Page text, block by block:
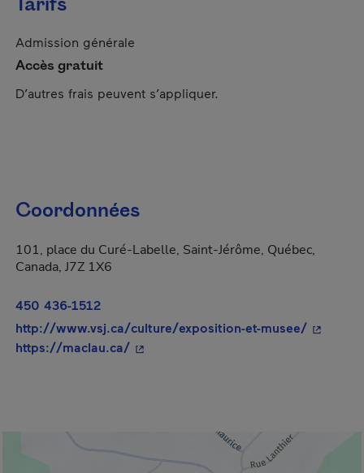
Admission générale
Accès gratuit
D’autres frais peuvent s’appliquer.
Coordonnées
101, place du Curé-Labelle, Saint-Jérôme, Québec,
Canada, J7Z 1X6
450 436-1512
http://www.vsj.ca/culture/exposition-et-musee/- Cet
https://maclau.ca/- Cet hyperlien s'ouvrira dans une